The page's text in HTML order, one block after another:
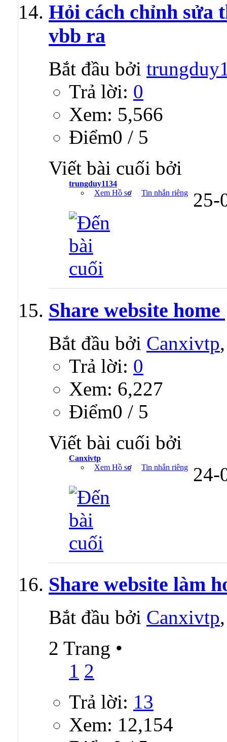
Hỏi cách chỉnh sửa
vbb ra
Bắt đầu bởi
Trả lời: 0
Xem: 5,566
Ðiểm0 / 5
Viết bài cuối bởi
trungduy1134
Xem Hồ sơ
Tin nhắn riêng 25-
Share website
Bắt đầu bởi Canxivtp
Trả lời: 0
Xem: 6,227
Ðiểm0 / 5
Viết bài cuối bởi
Canxivtp
Xem Hồ sơ
Tin nhắn riêng 24-
Share website làm
Bắt đầu bởi Canxivtp
2 Trang •
1 2
Trả lời: 13
Xem: 12,154